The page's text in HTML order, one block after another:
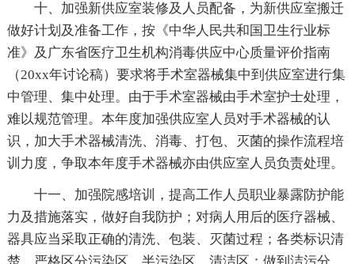
十、加强新供应室装修及人员配备，为新供应室搬迁
做好计划及准备工作，按《中华人民共和国卫生行业标
准》及广东省医疗卫生机构消毒供应中心质量评价指南
（20xx年讨论稿）要求将手术室器械集中到供应室进行集
中管理、集中处理。由于手术室器械由手术室护士处理，
难以规范管理。本年度加强供应室人员对手术器械的认
识，加大手术器械清洗、消毒、打包、灭菌的操作流程培
训力度，争取本年度手术器械亦由供应室人员负责处理。
十一、加强院感培训，提高工作人员职业暴露防护能
力及措施落实，做好自我防护；对病人用后的医疗器械、
器具应当采取正确的清洗、包装、灭菌过程；各类标识清